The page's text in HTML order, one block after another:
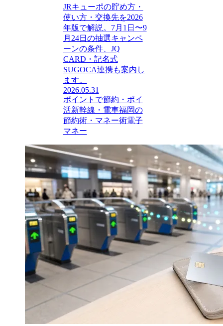
JRキューポの貯め方・
使い方・交換先を2026
年版で解説。7月1日〜9
月24日の抽選キャンペ
ーンの条件、JQ
CARD・記名式
SUGOCA連携も案内し
ます。
2026.05.31
ポイントで節約・ポイ
活新幹線・電車福岡の
節約術・マネー術電子
マネー